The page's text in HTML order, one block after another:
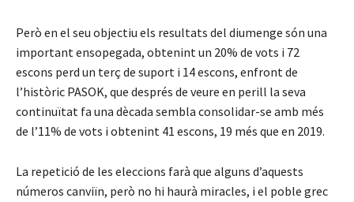
Però en el seu objectiu els resultats del diumenge són una
important ensopegada, obtenint un 20% de vots i 72
escons perd un terç de suport i 14 escons, enfront de
l’històric PASOK, que després de veure en perill la seva
continuïtat fa una dècada sembla consolidar-se amb més
de l’11% de vots i obtenint 41 escons, 19 més que en 2019.
La repetició de les eleccions farà que alguns d’aquests
números canviïn, però no hi haurà miracles, i el poble grec